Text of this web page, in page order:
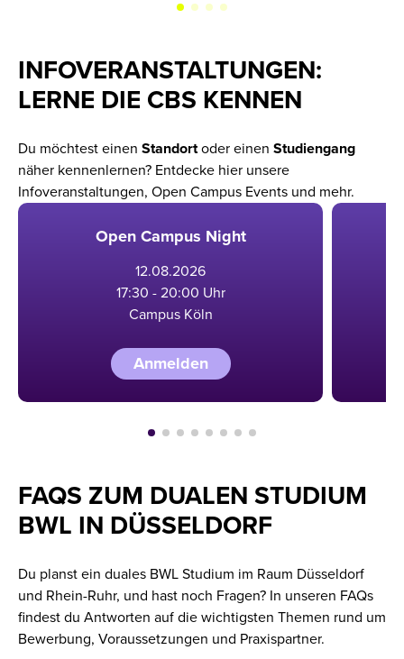
INFOVERANSTALTUNGEN:
LERNE DIE CBS KENNEN
Du möchtest einen Standortoder einen Studiengang
näher kennenlernen? Entdecke hier unsere
Infoveranstaltungen, Open Campus Events und mehr.
Open Campus Night
12.08.2026
17:30 - 20:00 Uhr
Campus Köln
Anmelden
FAQS ZUM DUALEN STUDIUM
BWL IN DÜSSELDORF
Du planst ein duales BWL Studium im Raum Düsseldorf
und Rhein-Ruhr, und hast noch Fragen? In unseren FAQs
findest du Antworten auf die wichtigsten Themen rund um
Bewerbung, Voraussetzungen und Praxispartner.